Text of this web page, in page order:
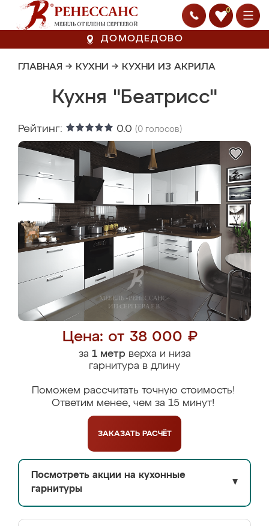
0
ДОМОДЕДОВО
ГЛАВНАЯ → КУХНИ → КУХНИ ИЗ АКРИЛА
Кухня "Беатрисс"
Рейтинг: 0.0 (0 голосов)
Цена: от 38 000 ₽
за 1 метрверха и низа
гарнитура в длину
Поможем рассчитать точную стоимость!
Ответим менее, чем за 15 минут!
ЗАКАЗАТЬ РАСЧЁТ
Посмотреть акции на кухонные
гарнитуры
▼